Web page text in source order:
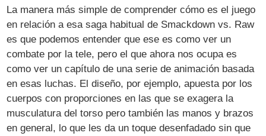
La manera más simple de comprender cómo es el juego
en relación a esa saga habitual de Smackdown vs. Raw
es que podemos entender que ese es como ver un
combate por la tele, pero el que ahora nos ocupa es
como ver un capítulo de una serie de animación basada
en esas luchas. El diseño, por ejemplo, apuesta por los
cuerpos con proporciones en las que se exagera la
musculatura del torso pero también las manos y brazos
en general, lo que les da un toque desenfadado sin que